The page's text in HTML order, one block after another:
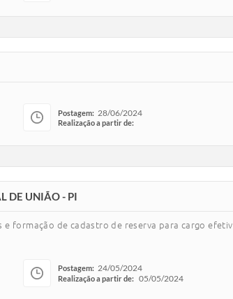
Postagem: 28/06/2024
Realização a partir de:
DE UNIÃO - PI
formação de cadastro de reserva para cargo
Postagem: 24/05/2024
Realização a partir de: 05/05/2024